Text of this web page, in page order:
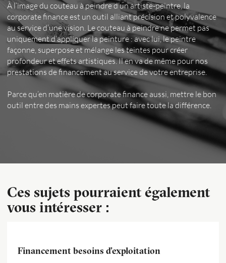
À l’image du couteau à peindre d’un artiste-peintre, la
corporate finance est un outil alliant précision et polyvalence
au service d’une vision. Le couteau à peindre ne permet pas
uniquement d’appliquer la peinture : avec lui, le peintre
façonne, superpose et mélange les teintes pour créer
profondeur et effets artistiques. Il en va de même pour nos
prestations de financement au service de votre entreprise.
Parce qu’en matière de corporate finance aussi, mettre le bon
outil entre des mains expertes peut faire toute la différence.
Ces sujets pourraient également
vous intéresser :
Financement besoins d’exploitation